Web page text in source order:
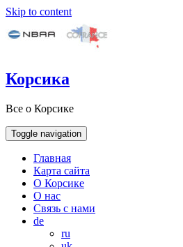
Skip to content
Корсика
Все о Корсике
Toggle navigation
Главная
Карта сайта
О Корсике
О нас
Связь с нами
de
ru